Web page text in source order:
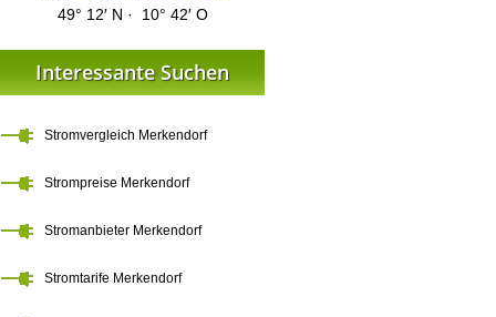
49° 12′ N · 10° 42′ O
Interessante Suchen
Stromvergleich Merkendorf
Strompreise Merkendorf
Stromanbieter Merkendorf
Stromtarife Merkendorf